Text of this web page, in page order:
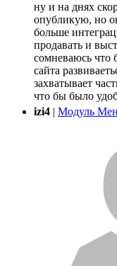
ну и на днях
опубликую, но
больше
продавать и
сомневаюсь что
сайта
захватывает
что бы было
izi4 | Модуль